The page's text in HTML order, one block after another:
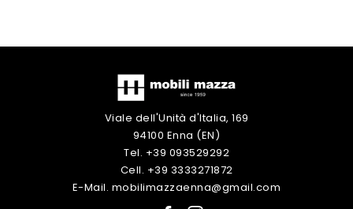
Viale dell'Unità d'Italia, 169
94100 Enna (EN)
Tel. +39 093529292
Cell. +39 3333271872
E-Mail. mobilimazzaenna@gmail.com